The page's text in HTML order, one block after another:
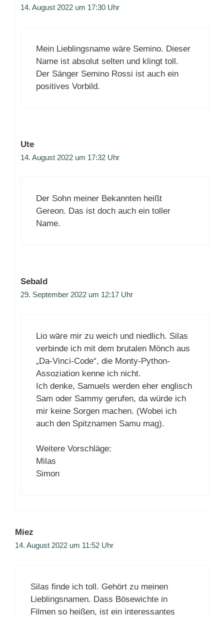
14. August 2022 um 17:30 Uhr
Mein Lieblingsname wäre Semino. Dieser
Name ist absolut selten und klingt toll.
Der Sänger Semino Rossi ist auch ein
positives Vorbild.
Ute
14. August 2022 um 17:32 Uhr
Der Sohn meiner Bekannten heißt
Gereon. Das ist doch auch ein toller
Name.
Sebald
29. September 2022 um 12:17 Uhr
Lio wäre mir zu weich und niedlich. Silas
verbinde ich mit dem brutalen Mönch aus
„Da-Vinci-Code“, die Monty-Python-
Assoziation kenne ich nicht.
Ich denke, Samuels werden eher englisch
Sam oder Sammy gerufen, da würde ich
mir keine Sorgen machen. (Wobei ich
auch den Spitznamen Samu mag).
Weitere Vorschläge:
Milas
Simon
Miez
14. August 2022 um 11:52 Uhr
Silas finde ich toll. Gehört zu meinen
Lieblingsnamen. Dass Bösewichte in
Filmen so heißen, ist ein interessantes